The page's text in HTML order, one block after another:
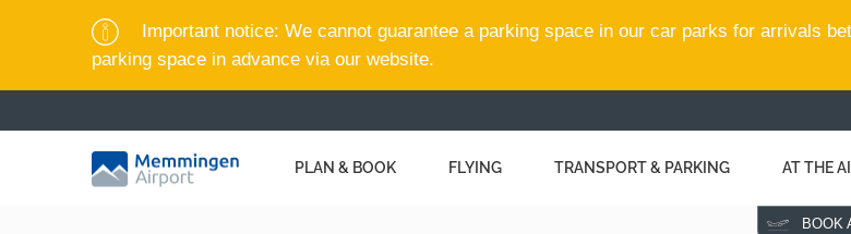
Important notice: We cannot guarantee a parking space in our car parks for arrivals
parking space in advance via our website.
PLAN & BOOK FLYING TRANSPORT & PARKING AT THE
BOOK